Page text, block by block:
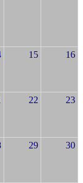
15 16
22 23
29 30